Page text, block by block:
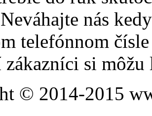
nás
telefónnom
zákazníci si
© 2014-2015